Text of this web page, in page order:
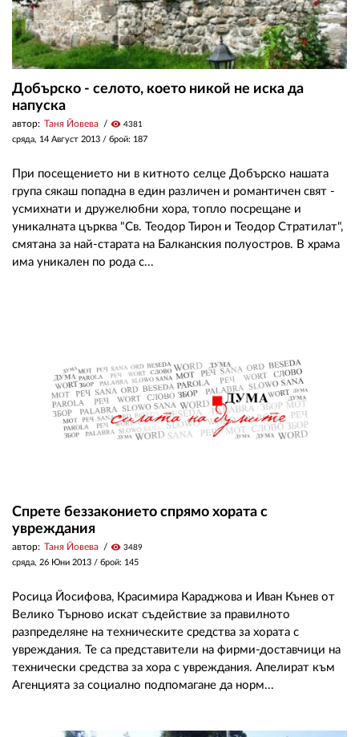
Добърско - селото, което никой не иска да
напуска
автор: Таня Йовева visibility 4381
сряда, 14 Август 2013 / брой: 187
При посещението ни в китното селце Добърско нашата
група сякаш попадна в един различен и романтичен свят -
усмихнати и дружелюбни хора, топло посрещане и
уникалната църква "Св. Теодор Тирон и Теодор Стратилат",
смятана за най-старата на Балканския полуостров. В храма
има уникален по рода с...
Спрете беззаконието спрямо хората с
увреждания
автор: Таня Йовева visibility 3489
сряда, 26 Юни 2013 / брой: 145
Росица Йосифова, Красимира Караджова и Иван Кънев от
Велико Търново искат съдействие за правилното
разпределяне на техническите средства за хората с
увреждания. Те са представители на фирми-доставчици на
технически средства за хора с увреждания. Апелират към
Агенцията за социално подпомагане да норм...